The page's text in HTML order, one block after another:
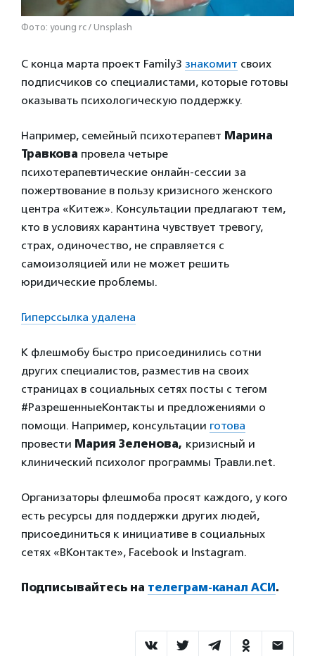
Фото: young rc / Unsplash
С конца марта проект Family3 знакомит своих
подписчиков со специалистами, которые готовы
оказывать психологическую поддержку.
Например, семейный психотерапевт Марина
Травкова провела четыре
психотерапевтические онлайн-сессии за
пожертвование в пользу кризисного женского
центра «Китеж». Консультации предлагают тем,
кто в условиях карантина чувствует тревогу,
страх, одиночество, не справляется с
самоизоляцией или не может решить
юридические проблемы.
Гиперссылка удалена
К флешмобу быстро присоединились сотни
других специалистов, разместив на своих
страницах в социальных сетях посты с тегом
#РазрешенныеКонтакты и предложениями о
помощи. Например, консультации готова
провести Мария Зеленова, кризисный и
клинический психолог программы Травли.net.
Организаторы флешмоба просят каждого, у кого
есть ресурсы для поддержки других людей,
присоединиться к инициативе в социальных
сетях «ВКонтакте», Facebook и Instagram.
Подписывайтесь на телеграм-канал АСИ.